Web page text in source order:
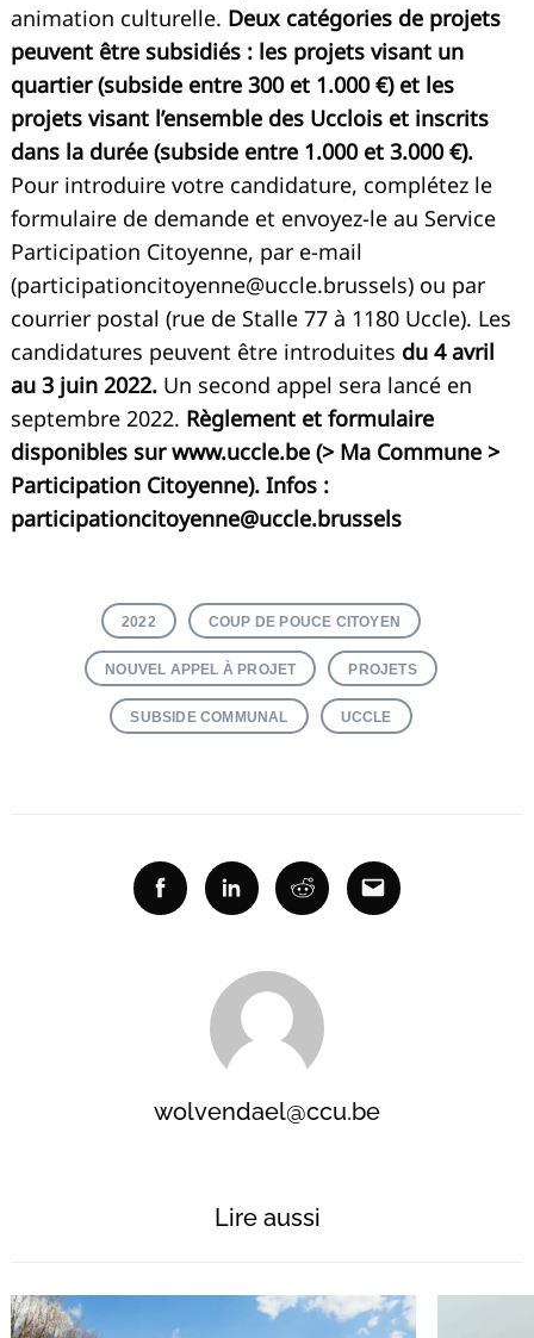
animation culturelle. Deux catégories de projets
peuvent être subsidiés : les projets visant un
quartier (subside entre 300 et 1.000 €) et les
projets visant l’ensemble des Ucclois et inscrits
dans la durée (subside entre 1.000 et 3.000 €).
Pour introduire votre candidature, complétez le
formulaire de demande et envoyez-le au Service
Participation Citoyenne, par e-mail
(participationcitoyenne@uccle.brussels) ou par
courrier postal (rue de Stalle 77 à 1180 Uccle). Les
candidatures peuvent être introduites du 4 avril
au 3 juin 2022. Un second appel sera lancé en
septembre 2022. Règlement et formulaire
disponibles sur www.uccle.be (> Ma Commune >
Participation Citoyenne). Infos :
participationcitoyenne@uccle.brussels
2022 COUP DE POUCE CITOYEN
NOUVEL APPEL À PROJET PROJETS
SUBSIDE COMMUNAL UCCLE
FacebookLinkedinRedditEmail
wolvendael@ccu.be
Lire aussi